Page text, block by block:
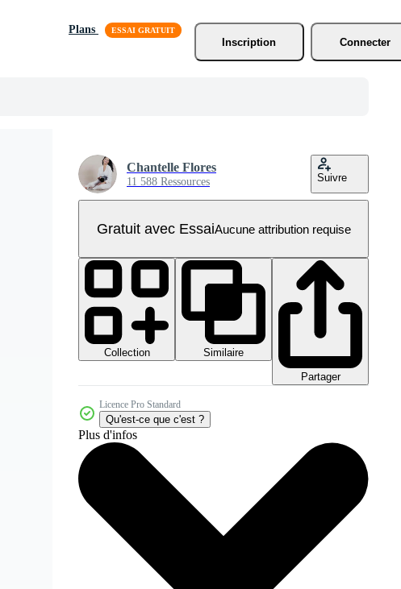
Plans
Inscription
Connecter
Chantelle Flores
11 588 Ressources Suivre
Gratuit avec EssaiAucune attribution requise
Collection
Similaire
Partager
Licence Pro Standard
Qu'est-ce que c'est ?
Plus d'infos